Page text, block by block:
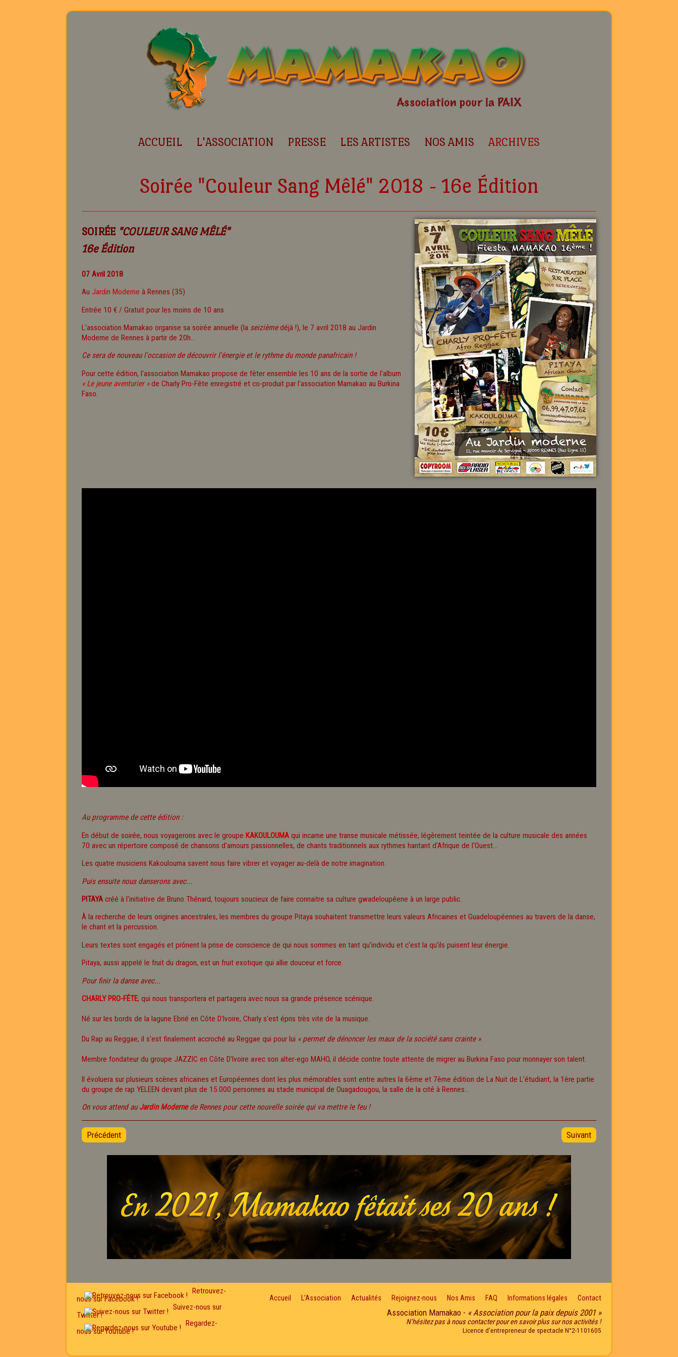
ACCUEIL L'ASSOCIATION PRESSE LES ARTISTES NOS AMIS ARCHIVES
Soirée "Couleur Sang Mêlé" 2018 - 16e Édition
SOIRÉE "COULEUR SANG MÊLÉ"
16e Édition
07 Avril 2018
Au Jardin Moderne à Rennes (35)
Entrée 10 € / Gratuit pour les moins de 10 ans
L'association Mamakao organise sa soirée annuelle (la seizièmedéjà !), le 7 avril 2018 au Jardin
Moderne de Rennes à partir de 20h...
Ce sera de nouveau l'occasion de découvrir l'énergie et le rythme du monde panafricain !
Pour cette édition, l'association Mamakao propose de fêter ensemble les 10 ans de la sortie de l'album
« Le jeune aventurier »de Charly Pro-Fête enregistré et co-produit par l'association Mamakao au Burkina
Faso.
Au programme de cette édition :
En début de soirée, nous voyagerons avec le groupe KAKOULOUMA qui incarne une transe musicale métissée, légèrement teintée de la culture musicale des années
70 avec un répertoire composé de chansons d'amours passionnelles, de chants traditionnels aux rythmes hantant d'Afrique de l'Ouest...
Les quatre musiciens Kakoulouma savent nous faire vibrer et voyager au-delà de notre imagination.
Puis ensuite nous danserons avec...
PITAYA créé à l'initiative de Bruno Thénard, toujours soucieux de faire connaitre sa culture gwadeloupéene à un large public.
À la recherche de leurs origines ancestrales, les membres du groupe Pitaya souhaitent transmettre leurs valeurs Africaines et Guadeloupéennes au travers de la danse,
le chant et la percussion.
Leurs textes sont engagés et prônent la prise de conscience de qui nous sommes en tant qu'individu et c'est la qu'ils puisent leur énergie.
Pitaya, aussi appelé le fruit du dragon, est un fruit exotique qui allie douceur et force.
Pour finir la danse avec...
CHARLY PRO-FÊTE, qui nous transportera et partagera avec nous sa grande présence scénique.
Né sur les bords de la lagune Ebrié en Côte D'Ivoire, Charly s'est épris très vite de la musique.
Du Rap au Reggae, il s'est finalement accroché au Reggae qui pour lui « permet de dénoncer les maux de la société sans crainte ».
Membre fondateur du groupe JAZZIC en Côte D'Ivoire avec son alter-ego MAHO, il décide contre toute attente de migrer au Burkina Faso pour monnayer son talent.
Il évoluera sur plusieurs scènes africaines et Européennes dont les plus mémorables sont entre autres la 6ème et 7ème édition de La Nuit de L'étudiant, la 1ère partie
du groupe de rap YELEEN devant plus de 15.000 personnes au stade municipal de Ouagadougou, la salle de la cité à Rennes...
On vous attend auJardin Modernede Rennes pour cette nouvelle soirée qui va mettre le feu !
Précédent Suivant
Retrouvez-
nous sur Facebook !
Suivez-nous sur
Twitter !
Regardez-
nous sur Youtube !
Accueil L'Association Actualités Rejoignez-nous Nos Amis FAQ Informations légales Contact
Association Mamakao - « Association pour la paix depuis 2001 »
N'hésitez pas à nous contacter pour en savoir plus sur nos activités !
Licence d'entrepreneur de spectacle N°2-1101605